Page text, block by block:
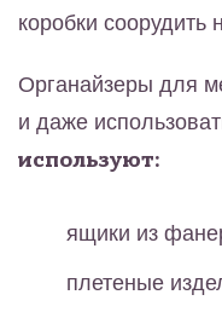
коробки соорудить
Органайзеры для
и даже
используют:
ящики из
плетеные